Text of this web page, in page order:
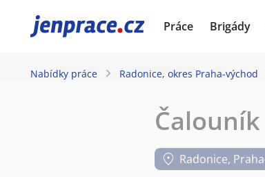
JenPráce.cz Práce Brigády
Nabídky práce Radonice, okres Praha-východ
Radonice,